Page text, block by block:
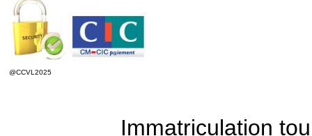
@CCVL2025
Immatriculation